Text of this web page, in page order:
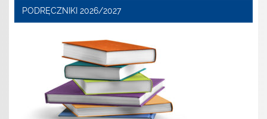
PODRĘCZNIKI 2026/2027